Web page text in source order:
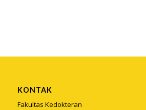
KONTAK
Fakultas Kedokteran